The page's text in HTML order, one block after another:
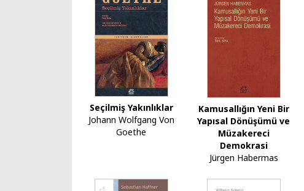
Seçilmiş Yakınlıklar
Johann Wolfgang Von
Goethe
Kamusallığın Yeni Bir
Yapısal Dönüşümü ve
Müzakereci
Demokrasi
Jürgen Habermas